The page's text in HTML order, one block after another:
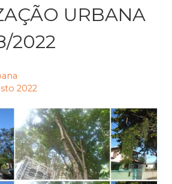
URBANA
2022
2022